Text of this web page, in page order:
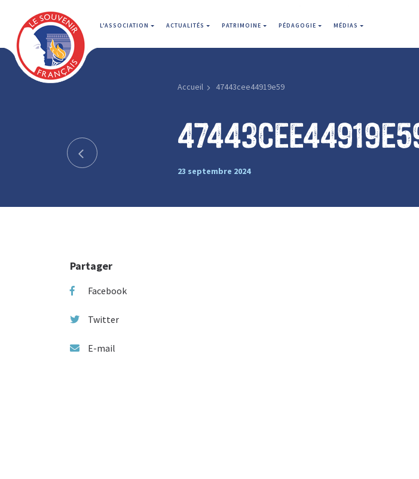
L'ASSOCIATION ACTUALITÉS PATRIMOINE PÉDAGOGIE MÉDIAS
Accueil 47443cee44919e59
23 septembre 2024
Partager
Facebook
Twitter
E-mail